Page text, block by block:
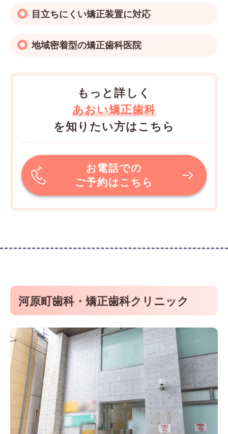
目立ちにくい矯正装置に対応
地域密着型の矯正歯科医院
もっと詳しく
あおい矯正歯科
を知りたい方はこちら
お電話での
ご予約はこちら
河原町歯科・矯正歯科クリニック